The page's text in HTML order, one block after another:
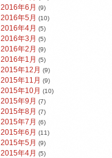
2016年6月 (9)
2016年5月 (10)
2016年4月 (5)
2016年3月 (5)
2016年2月 (9)
2016年1月 (5)
2015年12月 (9)
2015年11月 (9)
2015年10月 (10)
2015年9月 (7)
2015年8月 (7)
2015年7月 (6)
2015年6月 (11)
2015年5月 (9)
2015年4月 (5)